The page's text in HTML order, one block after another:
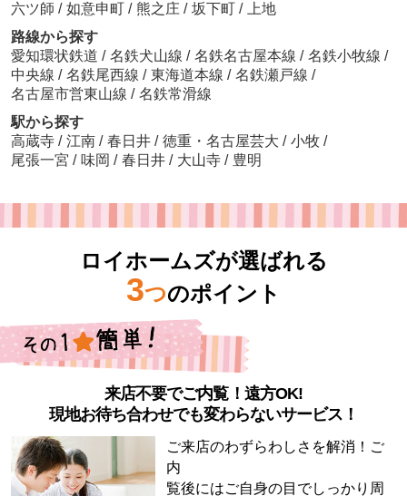
六ツ師 / 如意申町 / 熊之庄 / 坂下町 /
上地
路線から探す
愛知環状鉄道 / 名鉄犬山線 / 名鉄名古屋本線 / 名鉄小牧線 /
中央線 / 名鉄尾西線 / 東海道本線 / 名鉄瀬戸線 /
名古屋市営東山線 / 名鉄常滑線
駅から探す
高蔵寺 / 江南 / 春日井 / 徳重・名古屋芸大 / 小牧 /
尾張一宮 / 味岡 / 春日井 / 大山寺 / 豊明
ロイホームズが選ばれる
3つのポイント
来店不要でご内覧！遠方OK!
現地お待ち合わせでも変わらないサービス！
ご来店のわずらわしさを解消！ご
内
覧後にはご自身の目でしっかり周